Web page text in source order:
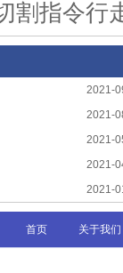
割指令行
2021-
2021-
2021-
2021-
2021-
首页 关于我们